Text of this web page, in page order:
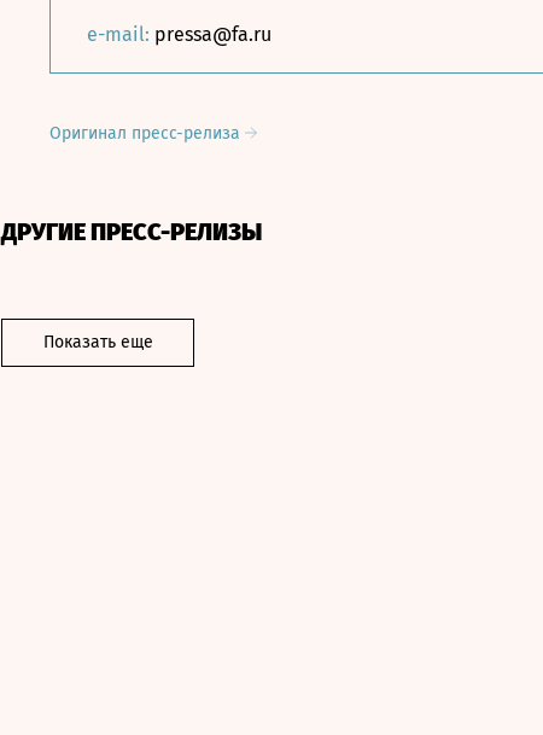
e-mail: pressa@fa.ru
Оригинал пресс-релиза
ДРУГИЕ ПРЕСС-РЕЛИЗЫ
Показать еще